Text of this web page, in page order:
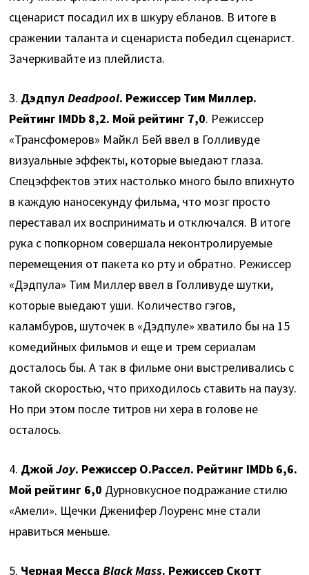
сценарист посадил их в шкуру ебланов. В итоге в
сражении таланта и сценариста победил сценарист.
Зачеркивайте из плейлиста.
3. ДэдпулDeadpool. Режиссер Тим Миллер.
Рейтинг IMDb 8,2. Мой рейтинг 7,0. Режиссер
«Трансфомеров» Майкл Бей ввел в Голливуде
визуальные эффекты, которые выедают глаза.
Спецэффектов этих настолько много было впихнуто
в каждую наносекунду фильма, что мозг просто
переставал их воспринимать и отключался. В итоге
рука с попкорном совершала неконтролируемые
перемещения от пакета ко рту и обратно. Режиссер
«Дэдпула» Тим Миллер ввел в Голливуде шутки,
которые выедают уши. Количество гэгов,
каламбуров, шуточек в «Дэдпуле» хватило бы на 15
комедийных фильмов и еще и трем сериалам
досталось бы. А так в фильме они выстреливались с
такой скоростью, что приходилось ставить на паузу.
Но при этом после титров ни хера в голове не
осталось.
4. ДжойJoy. Режиссер О.Рассел. Рейтинг IMDb 6,6.
Мой рейтинг 6,0 Дурновкусное подражание стилю
«Амели». Щечки Дженифер Лоуренс мне стали
нравиться меньше.
5. Черная МессаBlack Mass. Режиссер Скотт